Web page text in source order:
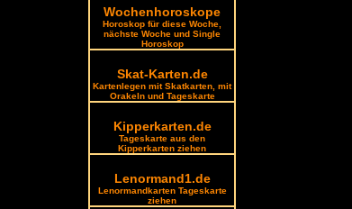
Wochenhoroskope
Horoskop für diese Woche,
nächste Woche und Single
Horoskop
Skat-Karten.de
Kartenlegen mit Skatkarten, mit
Orakeln und Tageskarte
Kipperkarten.de
Tageskarte aus den
Kipperkarten ziehen
Lenormand1.de
Lenormandkarten Tageskarte
ziehen